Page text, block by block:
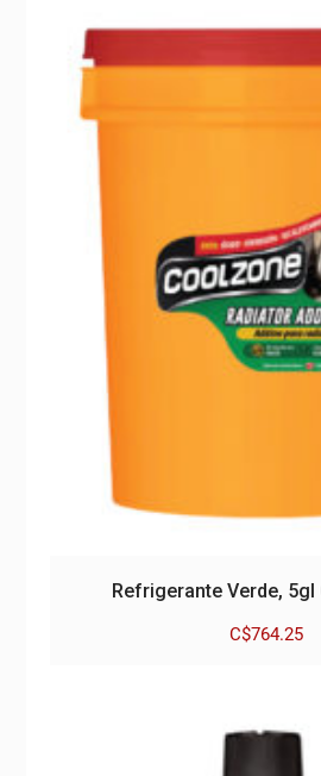
Refrigerante Verde, 5gl
C$764.25